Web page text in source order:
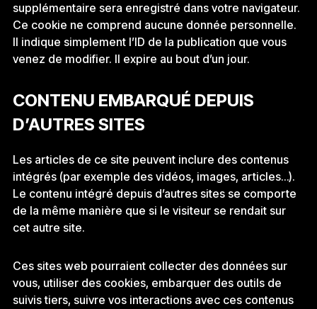
supplémentaire sera enregistré dans votre navigateur.
Ce cookie ne comprend aucune donnée personnelle.
Il indique simplement l’ID de la publication que vous
venez de modifier. Il expire au bout d’un jour.
CONTENU EMBARQUÉ DEPUIS
D’AUTRES SITES
Les articles de ce site peuvent inclure des contenus
intégrés (par exemple des vidéos, images, articles…).
Le contenu intégré depuis d’autres sites se comporte
de la même manière que si le visiteur se rendait sur
cet autre site.
Ces sites web pourraient collecter des données sur
vous, utiliser des cookies, embarquer des outils de
suivis tiers, suivre vos interactions avec ces contenus